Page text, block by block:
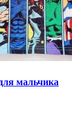
мальчика